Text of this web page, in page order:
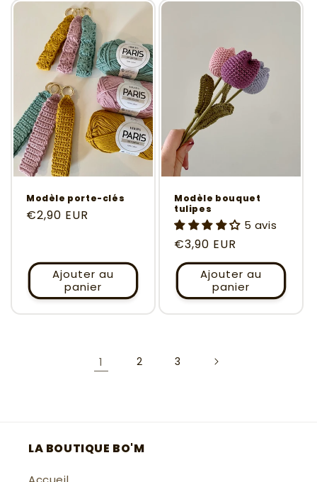
Modèle porte-clés
Prix
€2,90 EUR
Ajouter au
panier
Modèle bouquet
tulipes
5 avis
Prix
habituel
€3,90 EUR
Ajouter au
panier
1 2 3
LA BOUTIQUE BO'M